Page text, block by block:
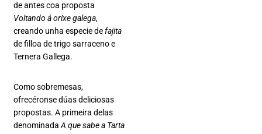
de antes coa proposta
Voltando á orixe galega,
creando unha especie defajita
de filloa de trigo sarraceno e
Ternera Gallega.
Como sobremesas,
ofrecéronse dúas deliciosas
propostas. A primeira delas
denominadaA que sabe a Tarta